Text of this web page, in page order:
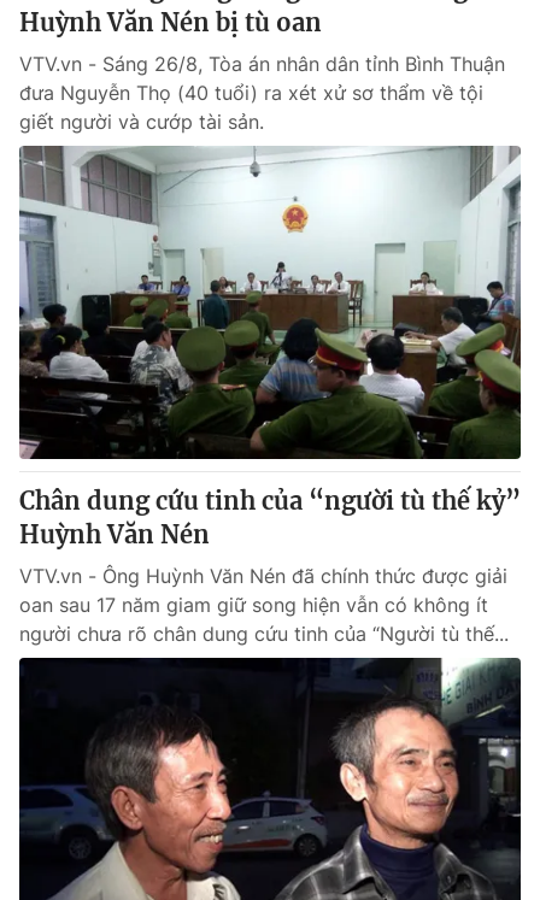
Huỳnh Văn Nén bị tù oan
VTV.vn - Sáng 26/8, Tòa án nhân dân tỉnh Bình Thuận
đưa Nguyễn Thọ (40 tuổi) ra xét xử sơ thẩm về tội
giết người và cướp tài sản.
Chân dung cứu tinh của “người tù thế kỷ”
Huỳnh Văn Nén
VTV.vn - Ông Huỳnh Văn Nén đã chính thức được giải
oan sau 17 năm giam giữ song hiện vẫn có không ít
người chưa rõ chân dung cứu tinh của “Người tù thế...